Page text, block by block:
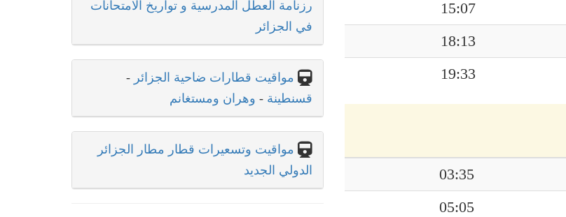
15:07
18:13
19:33
03:35
05:05
رزنامة العطل المدرسية و تواريخ الامتحانات
في الجزائر
مواقيت قطارات ضاحية الجزائر -
قسنطينة - وهران ومستغانم
مواقيت وتسعيرات قطار مطار الجزائر
الدولي الجديد